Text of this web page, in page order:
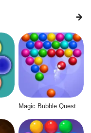
Magic Bubble Quest: Classic